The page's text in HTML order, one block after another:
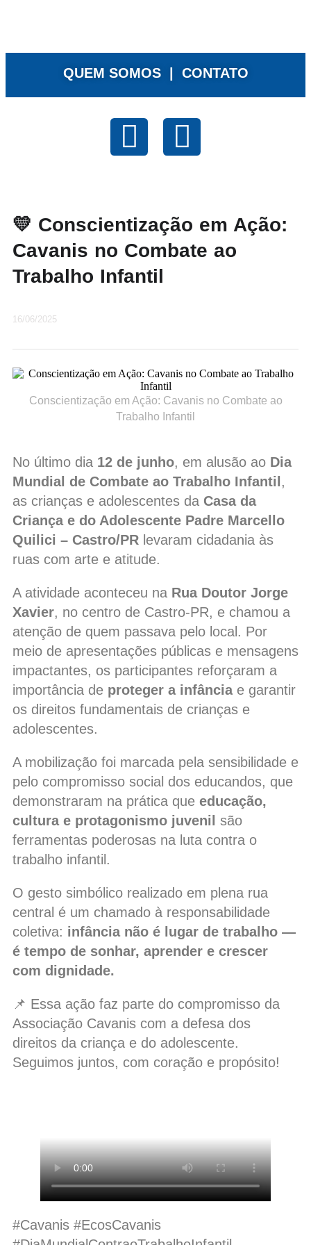
QUEM SOMOS | CONTATO
💛 Conscientização em Ação:
Cavanis no Combate ao
Trabalho Infantil
16/06/2025
Conscientização em Ação: Cavanis no Combate ao
Trabalho Infantil
No último dia 12 de junho, em alusão ao Dia
Mundial de Combate ao Trabalho Infantil ,
as crianças e adolescentes da Casa da
Criança e do Adolescente Padre Marcello
Quilici – Castro/PR levaram cidadania às
ruas com arte e atitude.
A atividade aconteceu na Rua Doutor Jorge
Xavier, no centro de Castro-PR, e chamou a
atenção de quem passava pelo local. Por
meio de apresentações públicas e mensagens
impactantes, os participantes reforçaram a
importância de proteger a infânciae garantir
os direitos fundamentais de crianças e
adolescentes.
A mobilização foi marcada pela sensibilidade e
pelo compromisso social dos educandos, que
demonstraram na prática que educação,
cultura e protagonismo juvenil
são
ferramentas poderosas na luta contra o
trabalho infantil.
O gesto simbólico realizado em plena rua
central é um chamado à responsabilidade
coletiva: infância não é lugar de trabalho —
é tempo de sonhar, aprender e crescer
com dignidade.
📌 Essa ação faz parte do compromisso da
Associação Cavanis com a defesa dos
direitos da criança e do adolescente.
Seguimos juntos, com coração e propósito!
#Cavanis #EcosCavanis